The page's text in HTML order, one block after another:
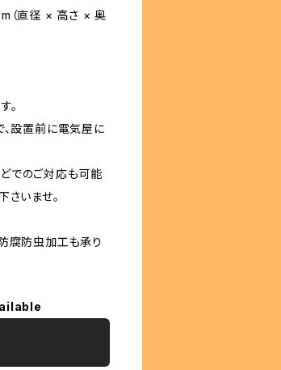
直径 × 高さ × 奥
。
設置前に電気屋に
でのご対応も可能
さいませ。
腐防虫加工も承り